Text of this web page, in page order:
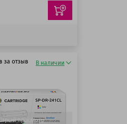
за отзыв В наличии
просмотр